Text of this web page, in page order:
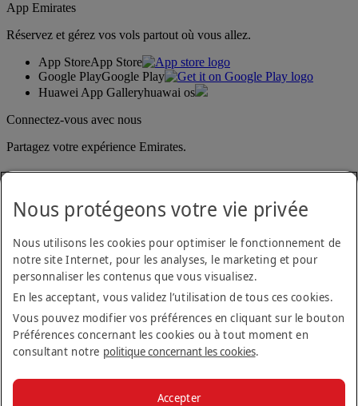
App Emirates
Réservez et gérez vos vols partout où vous allez.
App StoreApp Store
Google PlayGoogle Play
Huawei App Galleryhuawai os
Connectez-vous avec nous
Partagez votre expérience Emirates.
Déclaration d'accessibilité
Nous contacter
Politique de confidentialité
Conditions générales
Politique en matière de cookies
Cyber-sécurité
Nous protégeons votre vie privée
Nous utilisons les cookies pour optimiser le fonctionnement de
notre site Internet, pour les analyses, le marketing et pour
personnaliser les contenus que vous visualisez.
En les acceptant, vous validez l’utilisation de tous ces cookies.
Vous pouvez modifier vos préférences en cliquant sur le bouton
Préférences concernant les cookies ou à tout moment en
consultant notre politique concernant les cookies.
Accepter